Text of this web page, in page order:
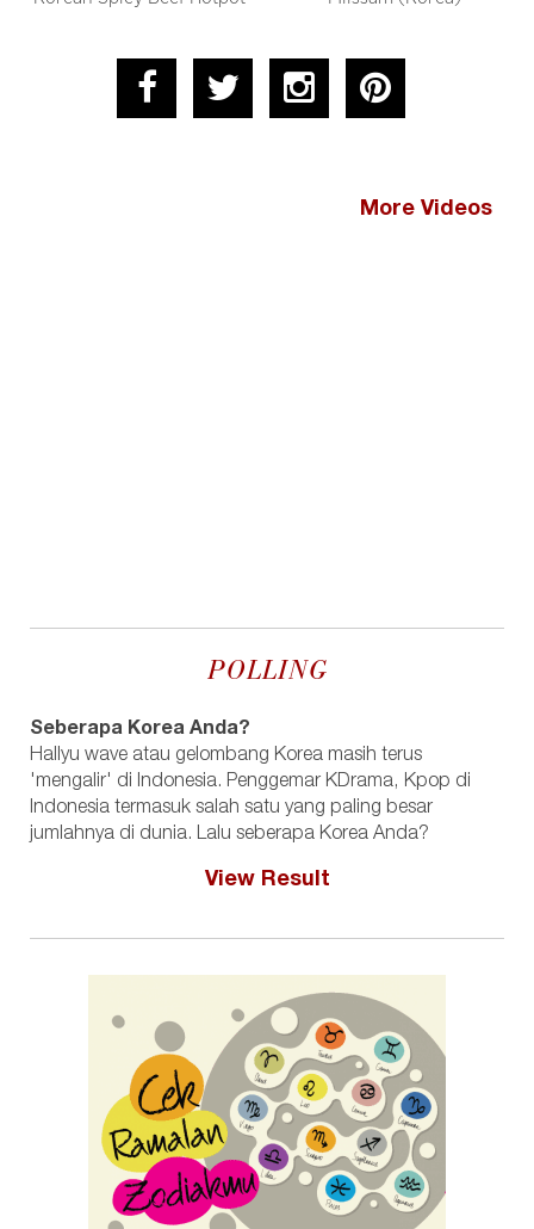
More Videos
POLLING
Seberapa Korea Anda?
Hallyu wave atau gelombang Korea masih terus
'mengalir' di Indonesia. Penggemar KDrama, Kpop di
Indonesia termasuk salah satu yang paling besar
jumlahnya di dunia. Lalu seberapa Korea Anda?
View Result